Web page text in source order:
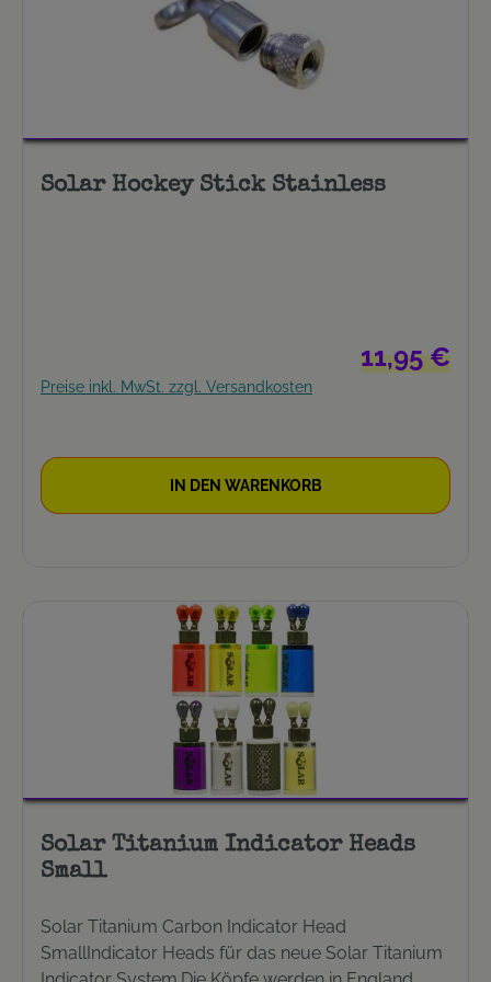
Solar Hockey Stick Stainless
Regulärer
11,95 €
Preise inkl. MwSt. zzgl. Versandkosten
IN DEN WARENKORB
Solar Titanium Indicator Heads
Small
Solar Titanium Carbon Indicator Head
SmallIndicator Heads für das neue Solar Titanium